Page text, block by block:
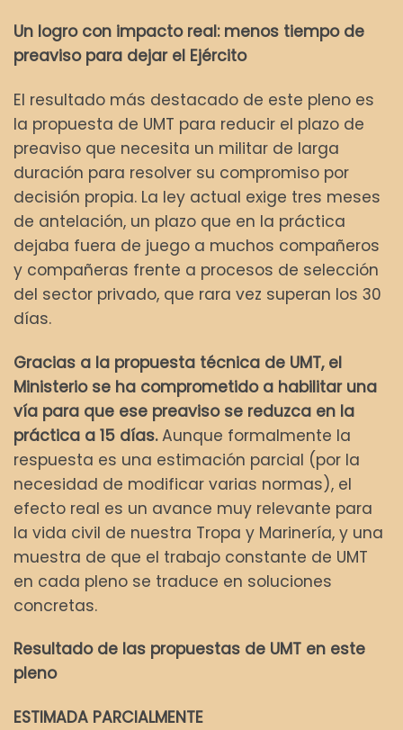
Un logro con impacto real: menos tiempo de
preaviso para dejar el Ejército
El resultado más destacado de este pleno es
la propuesta de UMT para reducir el plazo de
preaviso que necesita un militar de larga
duración para resolver su compromiso por
decisión propia. La ley actual exige tres meses
de antelación, un plazo que en la práctica
dejaba fuera de juego a muchos compañeros
y compañeras frente a procesos de selección
del sector privado, que rara vez superan los 30
días.
Gracias a la propuesta técnica de UMT, el
Ministerio se ha comprometido a habilitar una
vía para que ese preaviso se reduzca en la
práctica a 15 días.Aunque formalmente la
respuesta es una estimación parcial (por la
necesidad de modificar varias normas), el
efecto real es un avance muy relevante para
la vida civil de nuestra Tropa y Marinería, y una
muestra de que el trabajo constante de UMT
en cada pleno se traduce en soluciones
concretas.
Resultado de las propuestas de UMT en este
pleno
ESTIMADA PARCIALMENTE